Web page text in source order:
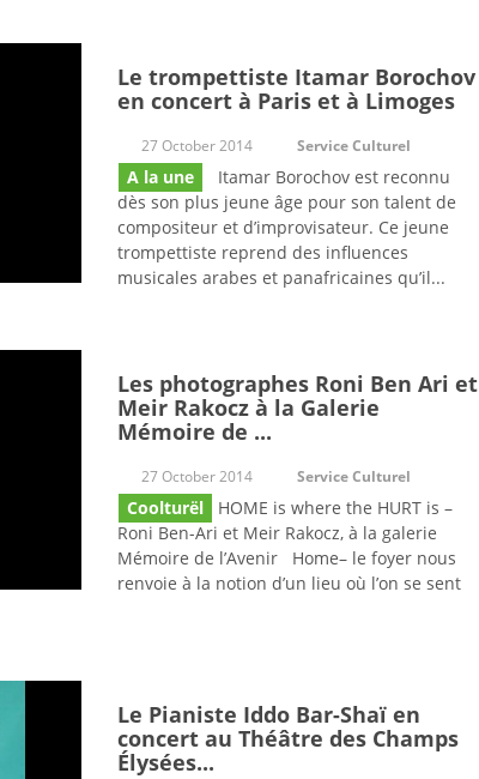
Le trompettiste Itamar Borochov
en concert à Paris et à Limoges
27 October 2014 Service Culturel
A la une
Itamar Borochov est reconnu
dès son plus jeune âge pour son talent de
compositeur et d’improvisateur. Ce jeune
trompettiste reprend des influences
musicales arabes et panafricaines qu’il...
Les photographes Roni Ben Ari et
Meir Rakocz à la Galerie
Mémoire de ...
27 October 2014 Service Culturel
Coolturël
HOME is where the HURT is –
Roni Ben-Ari et Meir Rakocz, à la galerie
Mémoire de l’Avenir Home– le foyer nous
renvoie à la notion d’un lieu où l’on se sent
Le Pianiste Iddo Bar-Shaï en
concert au Théâtre des Champs
Élysées...